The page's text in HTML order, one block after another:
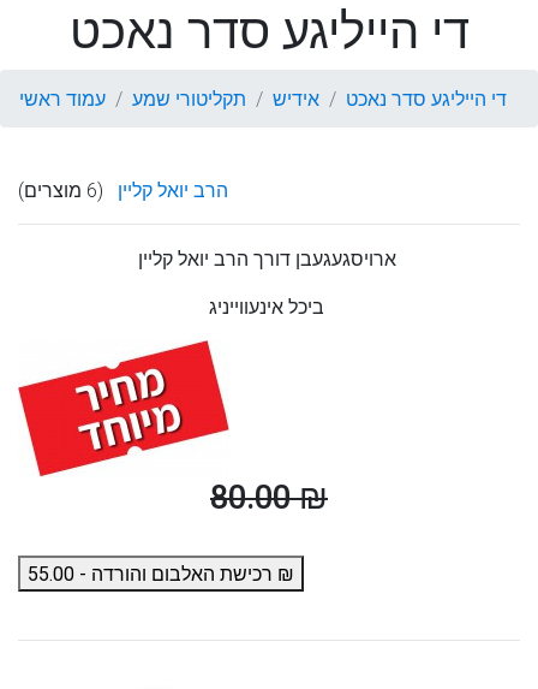
די הייליגע סדר נאכט
עמוד ראשי תקליטורי שמע אידיש די הייליגע סדר נאכט
הרב יואל קליין (6 מוצרים)
ארויסגעגעבן דורך הרב יואל קליין
80.00 ₪
רכישת האלבום והורדה - 55.00 ₪